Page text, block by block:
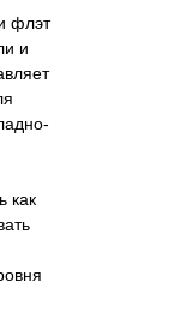
флэт
и
как